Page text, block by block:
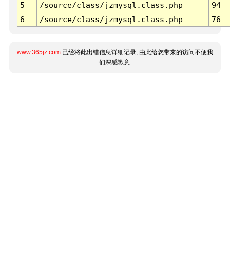
5
/source/class/jzmysql.class.php
94
6
/source/class/jzmysql.class.php 76
www.365jz.com 已经将此出错信息详细记录, 由此给您带来的访问不便我
们深感歉意.